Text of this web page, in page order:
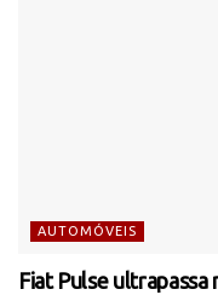
AUTOMÓVEIS
Fiat Pulse ultrapassa